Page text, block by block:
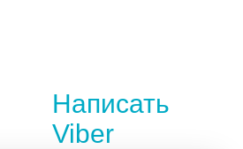
Написать
Viber